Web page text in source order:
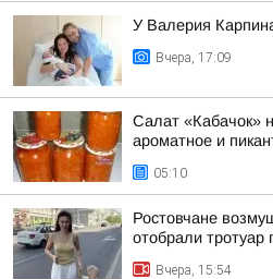
У Валерия
Вчера, 17:09
Салат «Кабачок»
ароматное и
05:10
Ростовчане
отобрали тротуар
Вчера, 15:54